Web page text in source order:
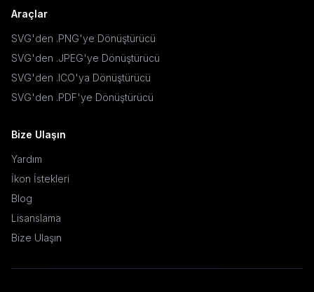
Araçlar
SVG'den .PNG'ye Dönüştürücü
SVG'den .JPEG'ye Dönüştürücü
SVG'den .ICO'ya Dönüştürücü
SVG'den .PDF'ye Dönüştürücü
Bize Ulaşın
Yardım
İkon İstekleri
Blog
Lisanslama
Bize Ulaşın